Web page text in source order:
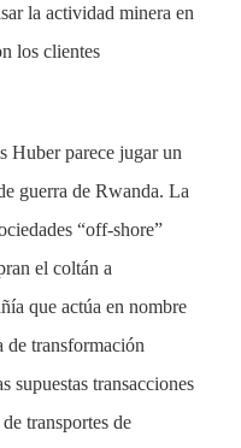
la actividad minera en
los clientes
Huber parece jugar un
guerra de Rwanda. La
“off-shore”
el coltán a
que actúa en nombre
transformación
transacciones
transportes de